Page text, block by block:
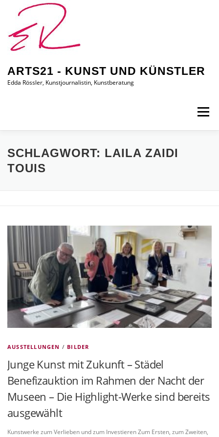
ARTS21 - KUNST UND KÜNSTLER
Edda Rössler, Kunstjournalistin, Kunstberatung
Menü
ARTS21 – EDDA RÖSSLER PRESSEBERICHTE
SCHLAGWORT: LAILA ZAIDI
TOUIS
AUSSTELLUNGEN / BILDER
Junge Kunst mit Zukunft – Städel
Benefizauktion im Rahmen der Nacht der
Museen – Die Highlight-Werke sind bereits
ausgewählt
Kunstwerke zum Verlieben und zum Investieren Zum Ersten, zum Zweiten,